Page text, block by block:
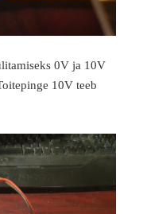
0V ja 10V
10V teeb